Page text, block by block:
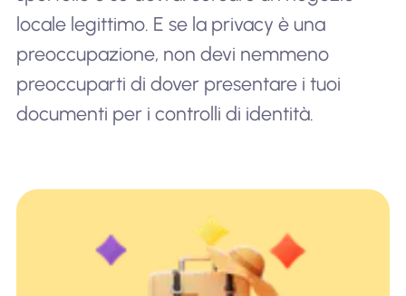
locale legittimo. E se la privacy è una
preoccupazione, non devi nemmeno
preoccuparti di dover presentare i tuoi
documenti per i controlli di identità.